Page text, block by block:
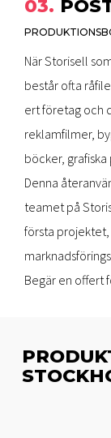
03.
När Storisell
består ofta
ert företag och
reklamfilmer,
böcker,
Denna
teamet på
första projektet,
Begär en offert